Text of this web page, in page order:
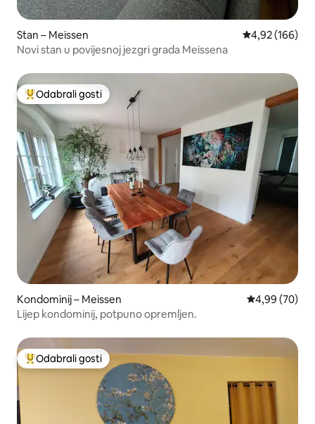
Stan – Meissen Prosječna
4,92 (166)
Novi stan u povijesnoj jezgri grada Meissena
Među najviše rangiranima s oznakom „Odabrali gosti”
Odabrali gosti
Kondominij – Meissen Prosječna
4,99 (70)
Lijep kondominij, potpuno opremljen.
Među najviše rangiranima s oznakom „Odabrali gosti”
Odabrali gosti